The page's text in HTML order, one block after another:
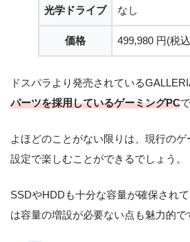
光学ドライブ なし
価格 499,980 円(税
ドスパラより発売されている
パーツを採用しているゲーミングPC
よほどのことがない限りは、現行の
設定で楽しむことができるでしょう。
SSDやHDDも十分な容量が確保され
は容量の増設が必要ない点も魅力的で